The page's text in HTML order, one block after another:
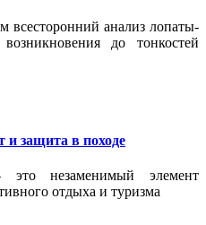
всесторонний анализ лопаты-
до тонкостей
и защита в походе
незаменимый элемент
отдыха и туризма